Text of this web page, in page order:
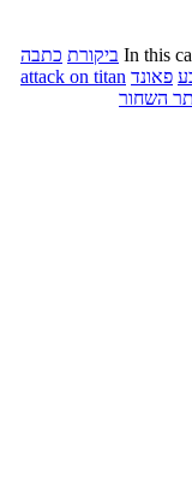
In this ביקורת כתבה
פאונד attack on titan
השחור